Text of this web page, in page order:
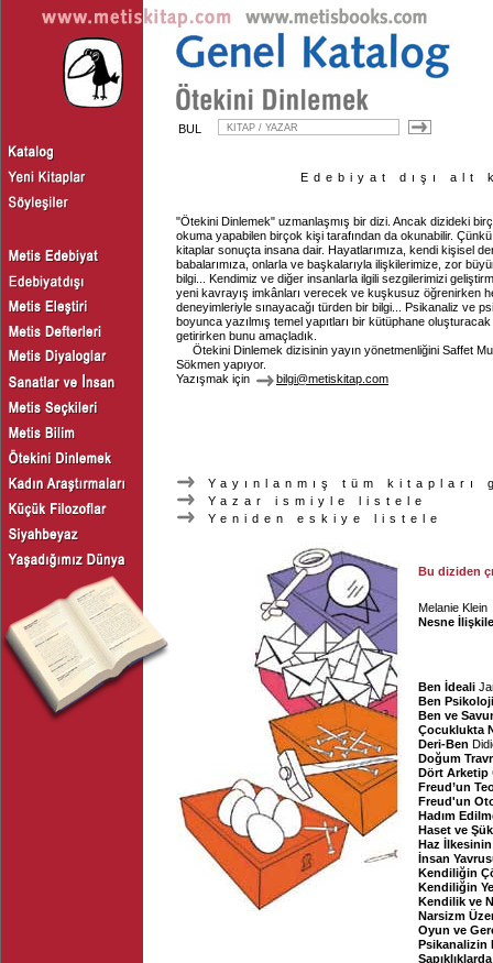
BUL
Edebiyat dışı
"Ötekini Dinlemek" uzmanlaşmış bir dizi. Ancak dizideki
okuma yapabilen birçok kişi tarafından da okunabilir.
kitaplar sonuçta insana dair. Hayatlarımıza, kendi kişisel
babalarımıza, onlarla ve başkalarıyla ilişkilerimize, zor
bilgi... Kendimiz ve diğer insanlarla ilgili sezgilerimizi
yeni kavrayış imkânları verecek ve kuşkusuz öğrenirken
deneyimleriyle sınayacağı türden bir bilgi... Psikanaliz ve
boyunca yazılmış temel yapıtları bir kütüphane
getirirken bunu amaçladık.
Ötekini Dinlemek dizisinin yayın yönetmenliğini Saffet
Sökmen yapıyor.
Yazışmak için
bilgi@metiskitap.com
Yayınlanmış tüm kitapları
Yazar ismiyle listele
Yeniden eskiye listele
Bu diziden
Melanie Klein
Nesne
Ben İdeali
Ben
Ben ve
Çocuklukta
Deri-Ben
Doğum
Dört Arketip
Freud’un
Freud'un
Hadım
Haset ve
Haz
İnsan
Kendiliğin
Kendiliğin
Kendilik ve
Narsizm
Oyun ve
Psikanalizin